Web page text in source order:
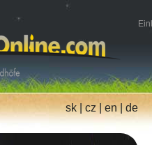
sk|cz|en|de